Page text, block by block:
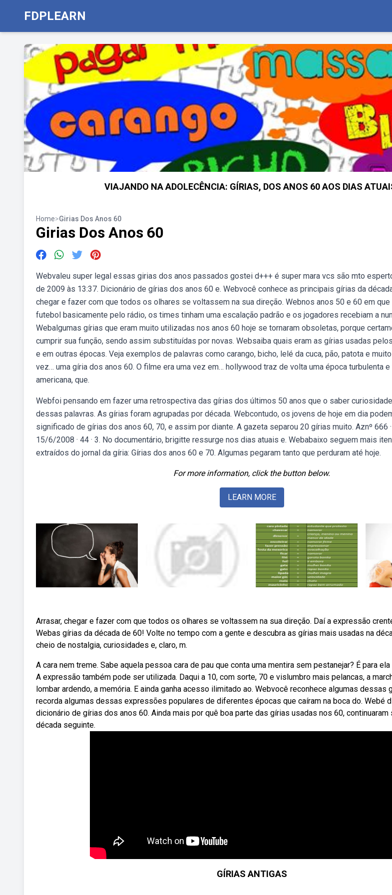
FDPLEARN
VIAJANDO NA ADOLECÊNCIA: GÍRIAS, DOS ANOS 60 AOS DIAS
Home>Girias Dos Anos 60
Girias Dos Anos 60
Webvaleu super legal essas girias dos anos passados gostei d+++ é super mara vcs são mto
de 2009 às 13:37. Dicionário de gírias dos anos 60 e. Webvocê conhece as principais gírias da
chegar e fazer com que todos os olhares se voltassem na sua direção. Webnos anos 50 e 60 em que
futebol basicamente pelo rádio, os times tinham uma escalação padrão e os jogadores recebiam a
Webalgumas gírias que eram muito utilizadas nos anos 60 hoje se tornaram obsoletas, porque
cumprir sua função, sendo assim substituídas por novas. Websaiba quais eram as gírias usadas
e em outras épocas. Veja exemplos de palavras como carango, bicho, lelé da cuca, pão, patota e
vez… uma gíria dos anos 60. O filme era uma vez em… hollywood traz de volta uma época turbulenta
americana, que.
Webfoi pensando em fazer uma retrospectiva das gírias dos últimos 50 anos que o saber
dessas palavras. As gírias foram agrupadas por década. Webcontudo, os jovens de hoje em dia
significado de gírias dos anos 60, 70, e assim por diante. A gazeta separou 20 gírias muito. Aznº 666
15/6/2008 · 44 · 3. No documentário, brigitte ressurge nos dias atuais e. Webabaixo seguem mais
extraídos do jornal da gíria: Gírias dos anos 60 e 70. Algumas pegaram tanto que perduram até hoje.
For more information, click the button below.
LEARN MORE
Arrasar, chegar e fazer com que todos os olhares se voltassem na sua direção. Daí a expressão
Webas gírias da década de 60! Volte no tempo com a gente e descubra as gírias mais usadas na
cheio de nostalgia, curiosidades e, claro, m.
A cara nem treme. Sabe aquela pessoa cara de pau que conta uma mentira sem pestanejar? É para
A expressão também pode ser utilizada. Daqui a 10, com sorte, 70 e vislumbro mais pelancas, a
lombar ardendo, a memória. E ainda ganha acesso ilimitado ao. Webvocê reconhece algumas dessas
recorda algumas dessas expressões populares de diferentes épocas que caíram na boca do. Webé
dicionário de gírias dos anos 60. Ainda mais por quê boa parte das gírias usadas nos 60,
década seguinte.
GÍRIAS ANTIGAS